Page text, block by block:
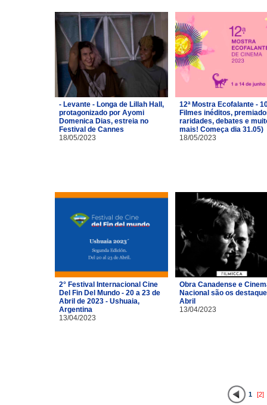
- Levante - Longa de Lillah Hall,
protagonizado por Ayomi
Domenica Dias, estreia no
Festival de Cannes
18/05/2023
12ª Mostra Ecofalante -
Filmes inéditos,
raridades, debates e
mais! Começa dia 31.05)
18/05/2023
2° Festival Internacional Cine
Del Fin Del Mundo - 20 a 23 de
Abril de 2023 - Ushuaia,
Argentina
13/04/2023
Obra Canadense e
Nacional são os
Abril
13/04/2023
1 [2]